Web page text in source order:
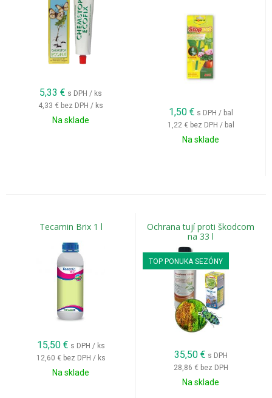
5,33 € s DPH / ks
4,33 € bez DPH / ks
Na sklade
1,50 € s DPH / bal
1,22 € bez DPH / bal
Na sklade
Tecamin Brix 1 l
15,50 € s DPH / ks
12,60 € bez DPH / ks
Na sklade
Ochrana tují proti škodcom
na 33 l
TOP PONUKA SEZÓNY
35,50 € s DPH
28,86 € bez DPH
Na sklade